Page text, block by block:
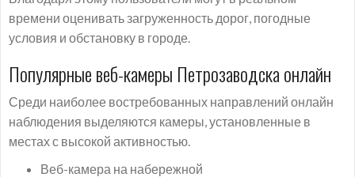
времени оценивать загруженность дорог, погодные
условия и обстановку в городе.
Популярные веб-камеры Петрозаводска онлайн
Среди наиболее востребованных направлений онлайн
наблюдения выделяются камеры, установленные в
местах с высокой активностью.
Веб-камера на набережной